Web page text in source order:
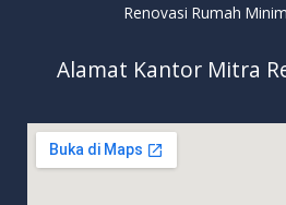
Renovasi Rumah
Alamat Kantor Mitra